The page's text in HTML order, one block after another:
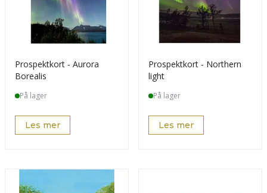
Prospektkort - Aurora
Borealis
På lager
Les mer
Prospektkort - Northern
light
På lager
Les mer